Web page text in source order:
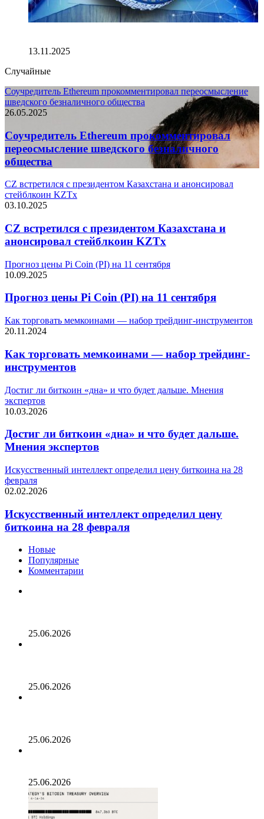
13.11.2025
Случайные
Соучредитель Ethereum прокомментировал переосмысление
шведского безналичного общества
26.05.2025
Соучредитель Ethereum прокомментировал
переосмысление шведского безналичного
общества
CZ встретился с президентом Казахстана и анонсировал
стейблкоин KZTx
03.10.2025
CZ встретился с президентом Казахстана и
анонсировал стейблкоин KZTx
Прогноз цены Pi Coin (PI) на 11 сентября
10.09.2025
Прогноз цены Pi Coin (PI) на 11 сентября
Как торговать мемкоинами — набор трейдинг-инструментов
20.11.2024
Как торговать мемкоинами — набор трейдинг-
инструментов
Достиг ли биткоин «дна» и что будет дальше. Мнения
экспертов
10.03.2026
Достиг ли биткоин «дна» и что будет дальше.
Мнения экспертов
Искусственный интеллект определил цену биткоина на 28
февраля
02.02.2026
Искусственный интеллект определил цену
биткоина на 28 февраля
Новые
Популярные
Комментарии
25.06.2026
25.06.2026
25.06.2026
25.06.2026